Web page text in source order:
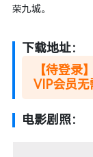
荣九城。
下载地址：
【待登录
VIP会员无
电影剧照：